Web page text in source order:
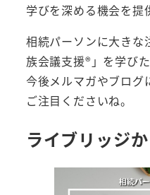
学びを深める機会を提
相続パーソンに大きな
族会議支援®︎」を学びた
今後メルマガやブログ
ご注目くださいね。
ライブリッジ